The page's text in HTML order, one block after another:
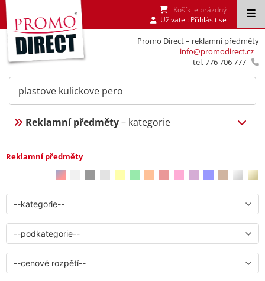
Promo Direct – reklamní předměty
info@promodirect.cz
tel. 776 706 777
Košík je prázdný
Uživatel: Přihlásit se
Reklamní předměty– kategorie
Reklamní předměty